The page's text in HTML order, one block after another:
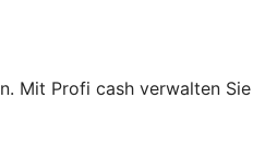
Mit Profi cash verwalten Sie